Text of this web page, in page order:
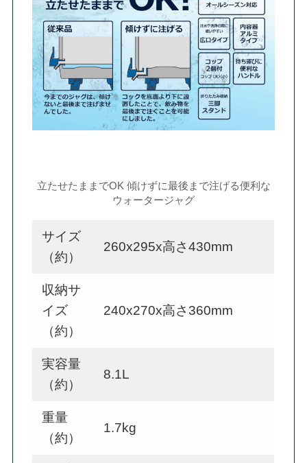
立たせたままでOK 傾けずに最後まで注げる便利な
ウォータージャグ
サイズ
（約）
260x295x高さ430mm
収納サ
イズ
（約）
240x270x高さ360mm
実容量
（約）
8.1L
重量
（約）
1.7kg